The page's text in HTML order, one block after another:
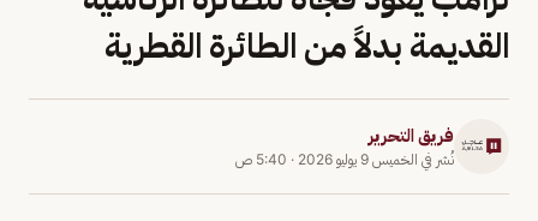
القديمة بدلاً من الطائرة القطرية
فريق التحرير
نُشر في الخميس 9 يوليو 2026 · 5:40 ص